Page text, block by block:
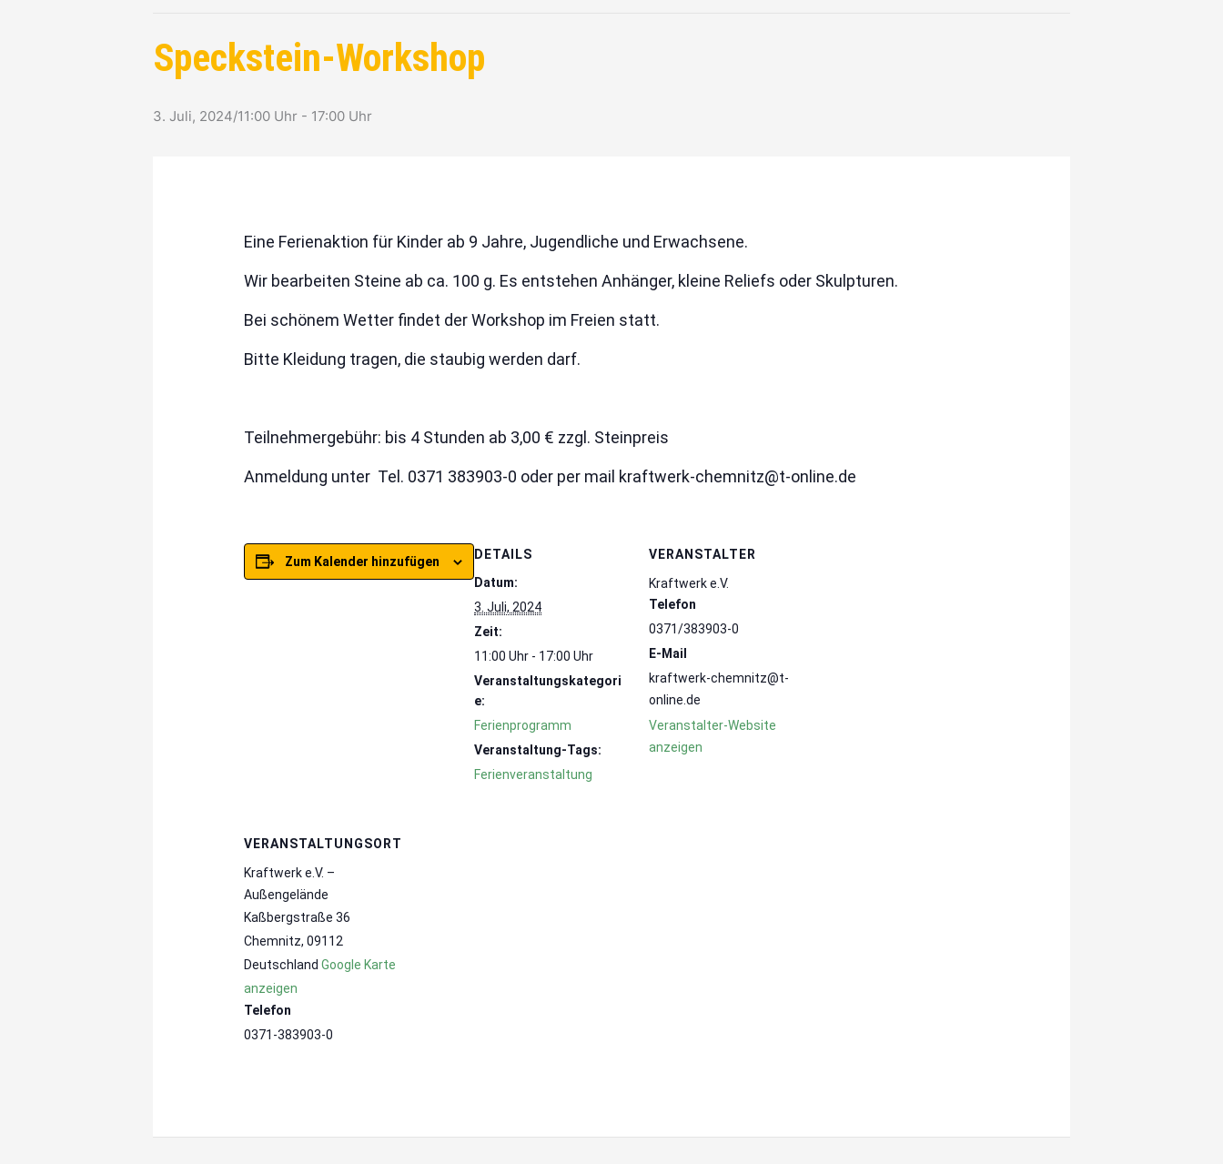
Speckstein-Workshop
3. Juli, 2024/11:00 Uhr - 17:00 Uhr
Eine Ferienaktion für Kinder ab 9 Jahre, Jugendliche und Erwachsene.
Wir bearbeiten Steine ab ca. 100 g. Es entstehen Anhänger, kleine Reliefs oder Skulpturen.
Bei schönem Wetter findet der Workshop im Freien statt.
Bitte Kleidung tragen, die staubig werden darf.
Teilnehmergebühr: bis 4 Stunden ab 3,00 € zzgl. Steinpreis
Anmeldung unter Tel. 0371 383903-0 oder per mail kraftwerk-chemnitz@t-online.de
Zum Kalender hinzufügen
DETAILS
Datum:
3. Juli, 2024
Zeit:
11:00 Uhr - 17:00 Uhr
Veranstaltungskategori
e:
Ferienprogramm
Veranstaltung-Tags:
Ferienveranstaltung
VERANSTALTER
Kraftwerk e.V.
Telefon
0371/383903-0
E-Mail
kraftwerk-chemnitz@t-
online.de
Veranstalter-Website
anzeigen
VERANSTALTUNGSORT
Kraftwerk e.V. –
Außengelände
Kaßbergstraße 36
Chemnitz, 09112
Deutschland Google Karte
anzeigen
Telefon
0371-383903-0